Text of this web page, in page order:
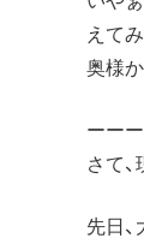
えて
奥様か
ーー
さて
先日